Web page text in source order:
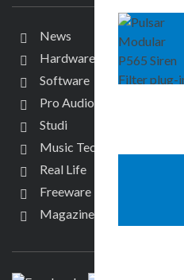
News
Hardware
Software
Pro Audio
Studi
Music Tech
Real Life
Freeware
Magazine